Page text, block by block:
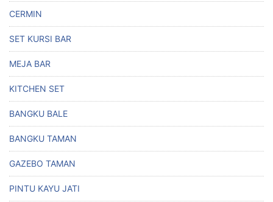
CERMIN
SET KURSI BAR
MEJA BAR
KITCHEN SET
BANGKU BALE
BANGKU TAMAN
GAZEBO TAMAN
PINTU KAYU JATI